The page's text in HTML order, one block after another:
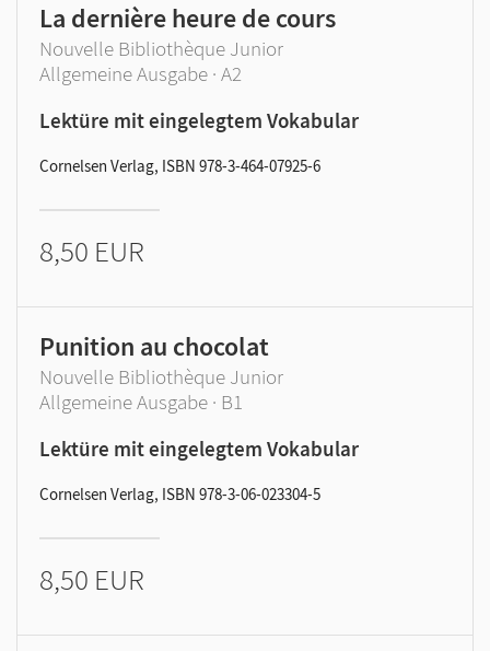
La dernière heure de cours
Nouvelle Bibliothèque Junior
Allgemeine Ausgabe · A2
Lektüre mit eingelegtem Vokabular
Cornelsen Verlag, ISBN 978-3-464-07925-6
8,50 EUR
Punition au chocolat
Nouvelle Bibliothèque Junior
Allgemeine Ausgabe · B1
Lektüre mit eingelegtem Vokabular
Cornelsen Verlag, ISBN 978-3-06-023304-5
8,50 EUR